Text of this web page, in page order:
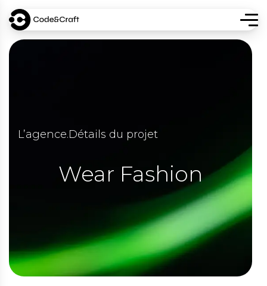
L’agence.Détails du projet
Wear Fashion